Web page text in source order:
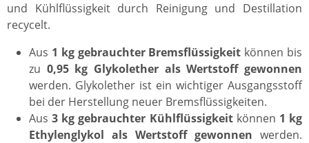
und Kühlflüssigkeit durch Reinigung und Destillation
recycelt.
Aus 1 kg gebrauchter Bremsflüssigkeit können bis
zu 0,95 kg Glykolether als Wertstoff gewonnen
werden. Glykolether ist ein wichtiger Ausgangsstoff
bei der Herstellung neuer Bremsflüssigkeiten.
Aus 3 kg gebrauchter Kühlflüssigkeit können 1 kg
Ethylenglykol als Wertstoff gewonnen werden.